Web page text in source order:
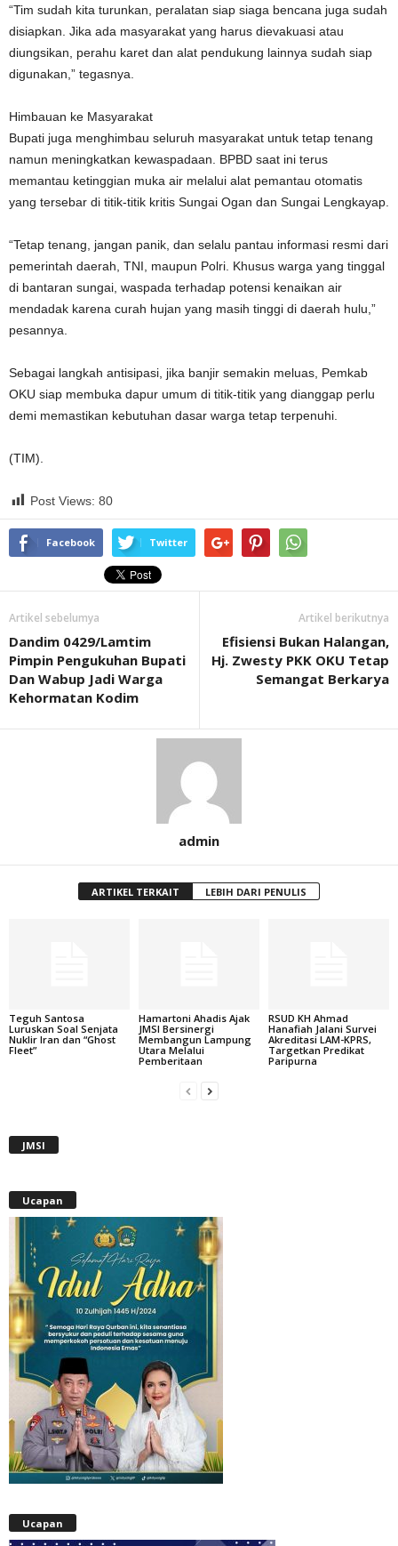
“Tim sudah kita turunkan, peralatan siap siaga bencana juga sudah
disiapkan. Jika ada masyarakat yang harus dievakuasi atau
diungsikan, perahu karet dan alat pendukung lainnya sudah siap
digunakan,” tegasnya.
Himbauan ke Masyarakat
Bupati juga menghimbau seluruh masyarakat untuk tetap tenang
namun meningkatkan kewaspadaan. BPBD saat ini terus
memantau ketinggian muka air melalui alat pemantau otomatis
yang tersebar di titik-titik kritis Sungai Ogan dan Sungai Lengkayap.
“Tetap tenang, jangan panik, dan selalu pantau informasi resmi dari
pemerintah daerah, TNI, maupun Polri. Khusus warga yang tinggal
di bantaran sungai, waspada terhadap potensi kenaikan air
mendadak karena curah hujan yang masih tinggi di daerah hulu,”
pesannya.
Sebagai langkah antisipasi, jika banjir semakin meluas, Pemkab
OKU siap membuka dapur umum di titik-titik yang dianggap perlu
demi memastikan kebutuhan dasar warga tetap terpenuhi.
(TIM).
Post Views: 80
Facebook Twitter
Artikel sebelumya
Dandim 0429/Lamtim
Pimpin Pengukuhan Bupati
Dan Wabup Jadi Warga
Kehormatan Kodim
Artikel berikutnya
Efisiensi Bukan Halangan,
Hj. Zwesty PKK OKU Tetap
Semangat Berkarya
admin
ARTIKEL TERKAIT LEBIH DARI PENULIS
Teguh Santosa
Luruskan Soal Senjata
Nuklir Iran dan “Ghost
Fleet”
Hamartoni Ahadis Ajak
JMSI Bersinergi
Membangun Lampung
Utara Melalui
Pemberitaan
RSUD KH Ahmad
Hanafiah Jalani Survei
Akreditasi LAM-KPRS,
Targetkan Predikat
Paripurna
JMSI
Ucapan
Ucapan